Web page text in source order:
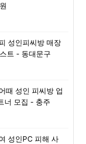
성인피씨방 매장
트 - 동대문구
때 성인 피씨방 업
너 모집 - 충주
성인PC 피해 사